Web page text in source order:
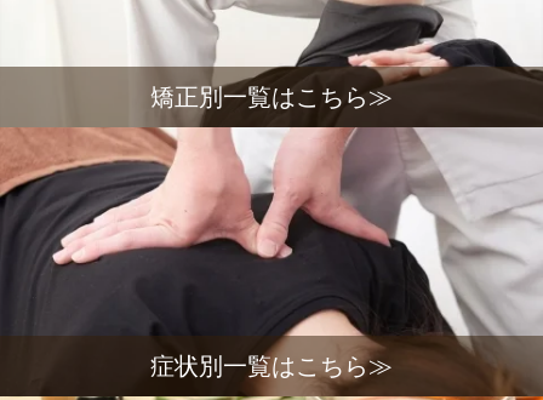
矯正別一覧はこちら≫
症状別一覧はこちら≫